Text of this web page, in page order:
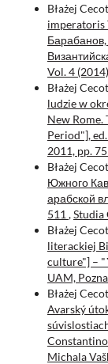
Błażej
imperatoris
Vol. 4 (2014)
Błażej
ludzie w
New Rome.
Period"],
2011, pp.
Błażej
Южного
арабской
511 ,Studia
Błażej
literackiej
culture"] –
UAM,
Błażej
Avarský
Michala